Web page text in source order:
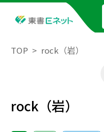
TOP rock（岩）
rock（岩）